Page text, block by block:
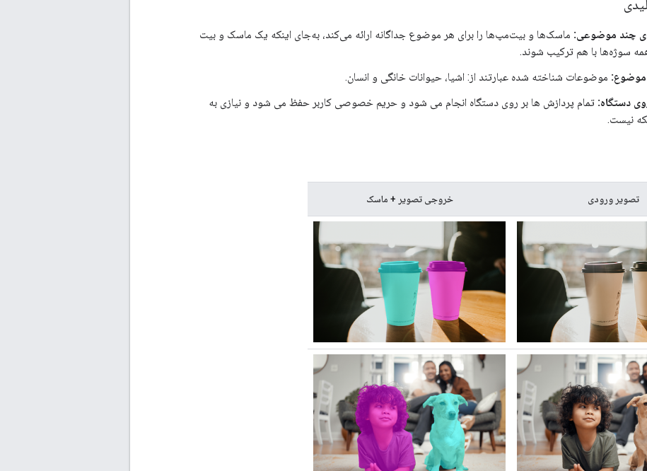
چند موضوعی: ماسک‌ها و بیت‌مپ‌ها را برای هر موضوع جداگانه ارائه می‌کند، به‌جای اینکه یک ماسک و بیت
سوژه‌ها با هم ترکیب شوند.
موضوعات شناخته شده عبارتند از: اشیا، حیوانات خانگی و انسان.
دستگاه: تمام پردازش ها بر روی دستگاه انجام می شود و حریم خصوصی کاربر حفظ می شود و نیازی به
نیست.
تصویر ورودی خروجی تصویر + ماسک